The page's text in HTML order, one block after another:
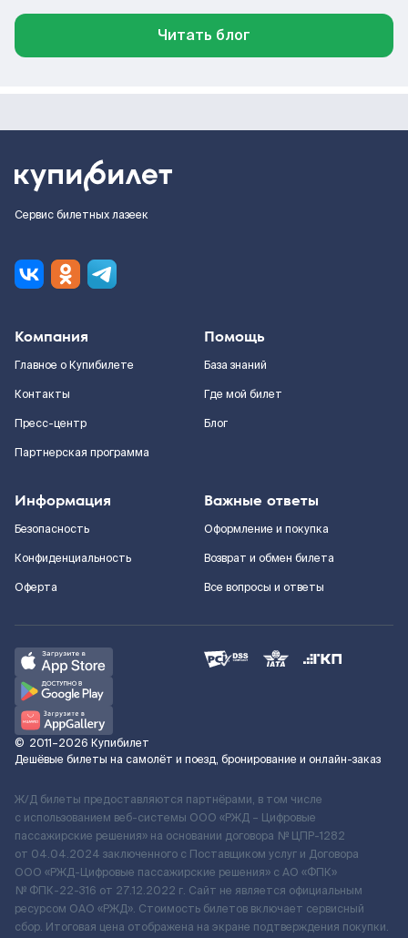
Читать блог
Сервис билетных лазеек
Компания
Главное о Купибилете
Контакты
Пресс-центр
Партнерская программа
Помощь
База знаний
Где мой билет
Блог
Информация
Безопасность
Конфиденциальность
Оферта
Важные ответы
Оформление и покупка
Возврат и обмен билета
Все вопросы и ответы
© 2011–2026 Купибилет
Дешёвые билеты на самолёт и поезд, бронирование и онлайн-заказ
Ж/Д билеты предоставляются партнёрами, в том числе
с использованием веб-системы ООО «РЖД – Цифровые
пассажирские решения» на основании договора № ЦПР-1282
от 04.04.2024 заключенного с Поставщиком услуг и Договора
ООО «РЖД-Цифровые пассажирские решения» c АО «ФПК»
№ ФПК-22-316 от 27.12.2022 г. Сайт не является официальным
ресурсом ОАО «РЖД». Стоимость билетов включает сервисный
сбор. Итоговая цена отображена на экране подтверждения покупки.